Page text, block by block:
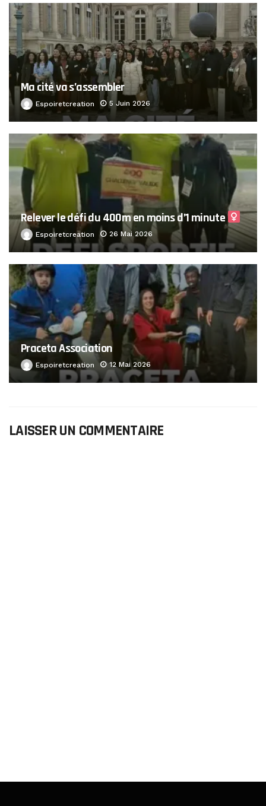
Ma cité va s’assembler
Espoiretcreation 5 Juin 2026
Relever le défi du 400m en moins d’1 minute ‍
Espoiretcreation 26 Mai 2026
Praceta Association
Espoiretcreation 12 Mai 2026
LAISSER UN COMMENTAIRE